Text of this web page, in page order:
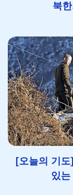
북
[오늘의 기
있는